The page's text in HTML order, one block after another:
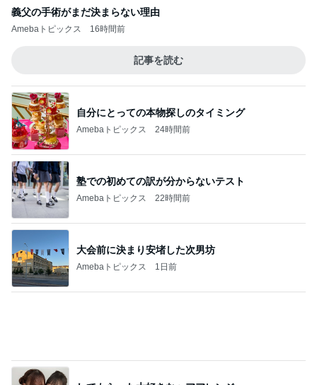
義父の手術がまだ決まらない理由
Amebaトピックス 16時間前
記事を読む
自分にとっての本物探しのタイミング
Amebaトピックス 24時間前
塾での初めての訳が分からないテスト
Amebaトピックス 22時間前
大会前に決まり安堵した次男坊
Amebaトピックス 1日前